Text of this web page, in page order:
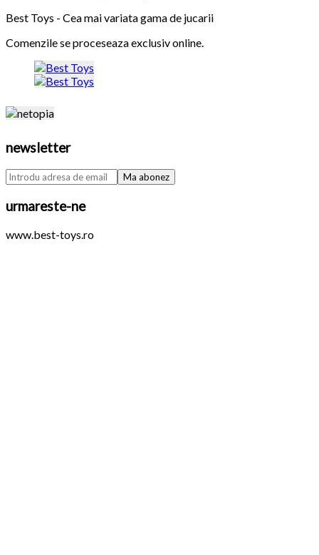
Best Toys - Cea mai variata gama de jucarii
Comenzile se proceseaza exclusiv online.
newsletter
urmareste-ne
www.best-toys.ro